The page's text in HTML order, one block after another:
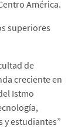
América.
superiores
de
creciente en
Istmo
y estudiantes”